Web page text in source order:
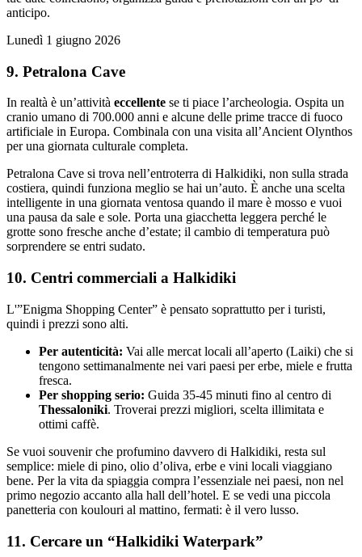
anticipo.
Lunedì 1 giugno 2026
9. Petralona Cave
In realtà è un’attività eccellente se ti piace l’archeologia. Ospita un
cranio umano di 700.000 anni e alcune delle prime tracce di fuoco
artificiale in Europa. Combinala con una visita all’Ancient Olynthos
per una giornata culturale completa.
Petralona Cave si trova nell’entroterra di Halkidiki, non sulla strada
costiera, quindi funziona meglio se hai un’auto. È anche una scelta
intelligente in una giornata ventosa quando il mare è mosso e vuoi
una pausa da sale e sole. Porta una giacchetta leggera perché le
grotte sono fresche anche d’estate; il cambio di temperatura può
sorprendere se entri sudato.
10. Centri commerciali a Halkidiki
L'”Enigma Shopping Center” è pensato soprattutto per i turisti,
quindi i prezzi sono alti.
Per autenticità: Vai alle mercat locali all’aperto (Laiki) che si
tengono settimanalmente nei vari paesi per erbe, miele e frutta
fresca.
Per shopping serio: Guida 35-45 minuti fino al centro di
Thessaloniki. Troverai prezzi migliori, scelta illimitata e
ottimi caffè.
Se vuoi souvenir che profumino davvero di Halkidiki, resta sul
semplice: miele di pino, olio d’oliva, erbe e vini locali viaggiano
bene. Per la vita da spiaggia compra l’essenziale nei paesi, non nel
primo negozio accanto alla hall dell’hotel. E se vedi una piccola
panetteria con koulouri al mattino, fermati: è il vero lusso.
11. Cercare un “Halkidiki Waterpark”